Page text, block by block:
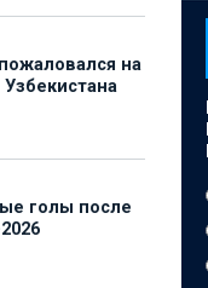
на
голы после